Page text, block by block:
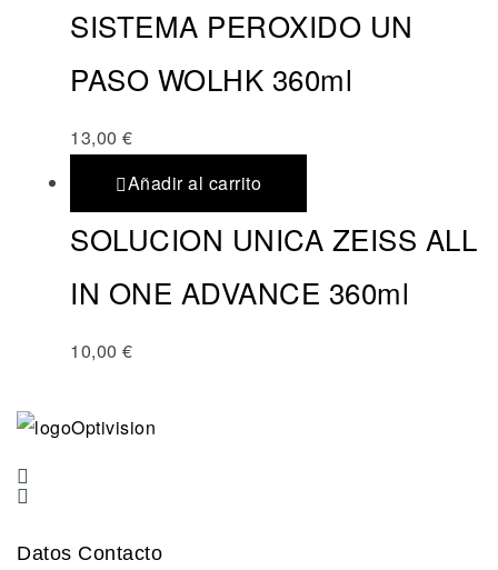
SISTEMA PEROXIDO UN
PASO WOLHK 360ml
13,00 €
Añadir al carrito
SOLUCION UNICA ZEISS ALL
IN ONE ADVANCE 360ml
10,00 €
Datos Contacto